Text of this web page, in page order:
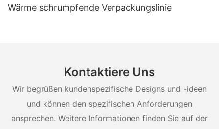
Wärme schrumpfende Verpackungslinie
Kontaktiere Uns
Wir begrüßen kundenspezifische Designs und -ideen
und können den spezifischen Anforderungen
ansprechen. Weitere Informationen finden Sie auf der